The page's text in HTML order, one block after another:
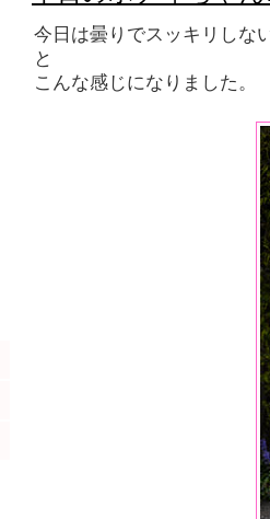
今日は曇りでスッキリしな
と
こんな感じになりました。